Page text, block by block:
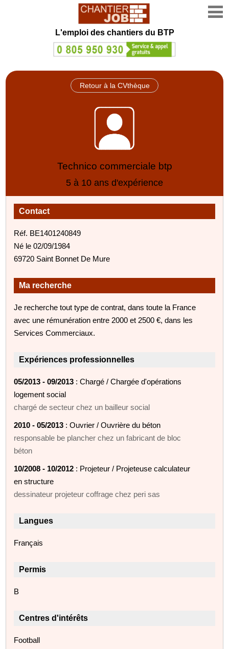
L'emploi des chantiers du BTP
Retour à la CVthèque
Technico commerciale btp
5 à 10 ans d'expérience
Contact
Réf. BE1401240849
Né le 02/09/1984
69720 Saint Bonnet De Mure
Ma recherche
Je recherche tout type de contrat, dans toute la France
avec une rémunération entre 2000 et 2500 €, dans les
Services Commerciaux.
Expériences professionnelles
05/2013 - 09/2013 : Chargé / Chargée d'opérations
logement social
chargé de secteur chez un bailleur social
2010 - 05/2013 : Ouvrier / Ouvrière du béton
responsable be plancher chez un fabricant de bloc
béton
10/2008 - 10/2012 : Projeteur / Projeteuse calculateur
en structure
dessinateur projeteur coffrage chez peri sas
Langues
Français
Permis
B
Centres d'intérêts
Football